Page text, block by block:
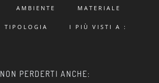
AMBIENTE MATERIALE
TIPOLOGIA I PIÙ VISTI A :
NON PERDERTI ANCHE: